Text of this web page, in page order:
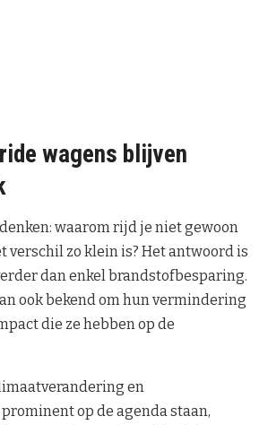
wagens blijven
waarom rijd je niet gewoon
verschil zo klein is? Het antwoord is
dan enkel brandstofbesparing.
ook bekend om hun vermindering
die ze hebben op de
en
op de agenda staan,